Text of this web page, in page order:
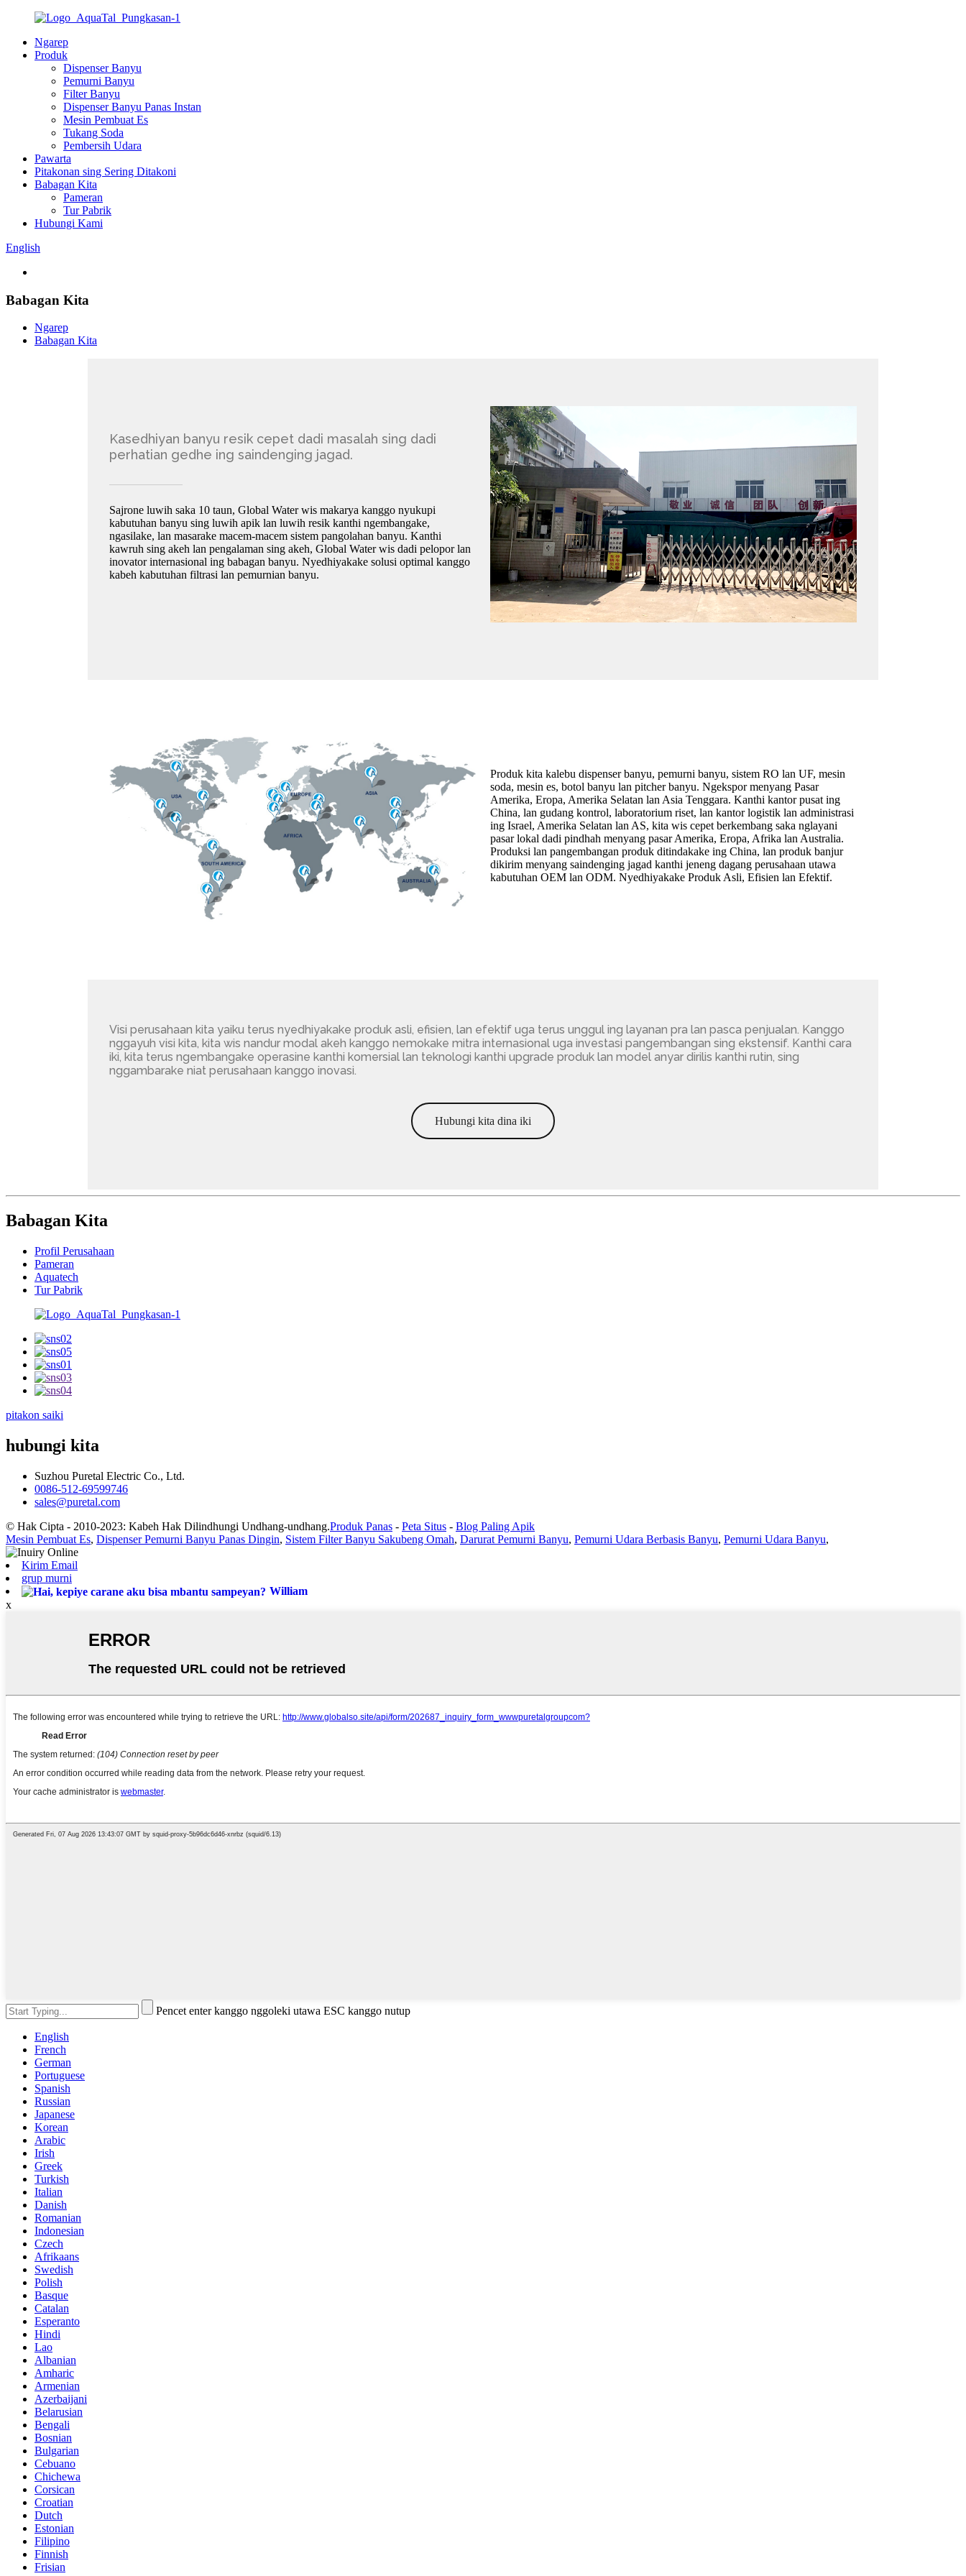
Ngarep
Produk
Dispenser Banyu
Pemurni Banyu
Filter Banyu
Dispenser Banyu Panas Instan
Mesin Pembuat Es
Tukang Soda
Pembersih Udara
Pawarta
Pitakonan sing Sering Ditakoni
Babagan Kita
Pameran
Tur Pabrik
Hubungi Kami
English
Babagan Kita
Ngarep
Babagan Kita
Kasedhiyan banyu resik cepet dadi masalah sing dadi
perhatian gedhe ing saindenging jagad.
Sajrone luwih saka 10 taun, Global Water wis makarya kanggo nyukupi
kabutuhan banyu sing luwih apik lan luwih resik kanthi ngembangake,
ngasilake, lan masarake macem-macem sistem pangolahan banyu. Kanthi
kawruh sing akeh lan pengalaman sing akeh, Global Water wis dadi pelopor lan
inovator internasional ing babagan banyu. Nyedhiyakake solusi optimal kanggo
kabeh kabutuhan filtrasi lan pemurnian banyu.
Produk kita kalebu dispenser banyu, pemurni banyu, sistem RO lan UF, mesin
soda, mesin es, botol banyu lan pitcher banyu. Ngekspor menyang Pasar
Amerika, Eropa, Amerika Selatan lan Asia Tenggara. Kanthi kantor pusat ing
China, lan gudang kontrol, laboratorium riset, lan kantor logistik lan administrasi
ing Israel, Amerika Selatan lan AS, kita wis cepet berkembang saka nglayani
pasar lokal dadi pindhah menyang pasar Amerika, Eropa, Afrika lan Australia.
Produksi lan pangembangan produk ditindakake ing China, lan produk banjur
dikirim menyang saindenging jagad kanthi jeneng dagang perusahaan utawa
kabutuhan OEM lan ODM. Nyedhiyakake Produk Asli, Efisien lan Efektif.
Visi perusahaan kita yaiku terus nyedhiyakake produk asli, efisien, lan efektif uga terus unggul ing layanan pra lan pasca penjualan. Kanggo
nggayuh visi kita, kita wis nandur modal akeh kanggo nemokake mitra internasional uga investasi pangembangan sing ekstensif. Kanthi cara
iki, kita terus ngembangake operasine kanthi komersial lan teknologi kanthi upgrade produk lan model anyar dirilis kanthi rutin, sing
nggambarake niat perusahaan kanggo inovasi.
Hubungi kita dina iki
Babagan Kita
Profil Perusahaan
Pameran
Aquatech
Tur Pabrik
pitakon saiki
hubungi kita
Suzhou Puretal Electric Co., Ltd.
0086-512-69599746
sales@puretal.com
© Hak Cipta - 2010-2023: Kabeh Hak Dilindhungi Undhang-undhang.Produk Panas - Peta Situs - Blog Paling Apik
Mesin Pembuat Es, Dispenser Pemurni Banyu Panas Dingin, Sistem Filter Banyu Sakubeng Omah, Darurat Pemurni Banyu, Pemurni Udara Berbasis Banyu, Pemurni Udara Banyu,
Kirim Email
grup murni
William
x
Pencet enter kanggo nggoleki utawa ESC kanggo nutup
English
French
German
Portuguese
Spanish
Russian
Japanese
Korean
Arabic
Irish
Greek
Turkish
Italian
Danish
Romanian
Indonesian
Czech
Afrikaans
Swedish
Polish
Basque
Catalan
Esperanto
Hindi
Lao
Albanian
Amharic
Armenian
Azerbaijani
Belarusian
Bengali
Bosnian
Bulgarian
Cebuano
Chichewa
Corsican
Croatian
Dutch
Estonian
Filipino
Finnish
Frisian